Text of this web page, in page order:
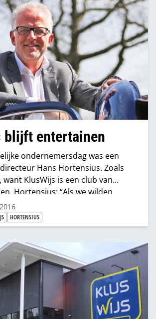
blijft entertainen
ondernemersdag was een
Hans Hortensius. Zoals
KlusWijs is een club van
Hortensius: “Als we wilden,
ondernemers. Maar we
Op kwaliteit, ondernemerschap,
financiële stabiliteit.”
HORTENSIUS